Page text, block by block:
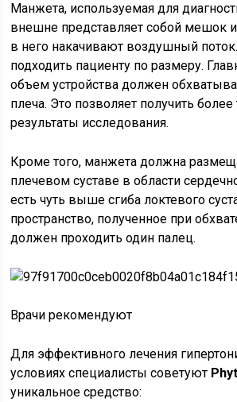
Манжета, используемая для
внешне представляет собой мешок
в него накачивают воздушный
подходить пациенту по размеру.
объем устройства должен
плеча. Это позволяет получить
результаты исследования.
Кроме того, манжета должна
плечевом суставе в области
есть чуть выше сгиба локтевого
пространство, полученное при
должен проходить один палец.
Врачи рекомендуют
Для эффективного лечения
условиях специалисты советуют
уникальное средство: